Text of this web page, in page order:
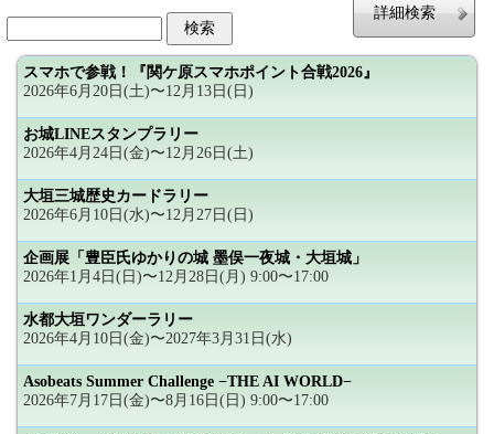
詳細検索
スマホで参戦！『関ケ原スマホポイント合戦2026』
2026年6月20日(土)〜12月13日(日)
お城LINEスタンプラリー
2026年4月24日(金)〜12月26日(土)
大垣三城歴史カードラリー
2026年6月10日(水)〜12月27日(日)
企画展「豊臣氏ゆかりの城 墨俣一夜城・大垣城」
2026年1月4日(日)〜12月28日(月) 9:00〜17:00
水都大垣ワンダーラリー
2026年4月10日(金)〜2027年3月31日(水)
Asobeats Summer Challenge −THE AI WORLD−
2026年7月17日(金)〜8月16日(日) 9:00〜17:00